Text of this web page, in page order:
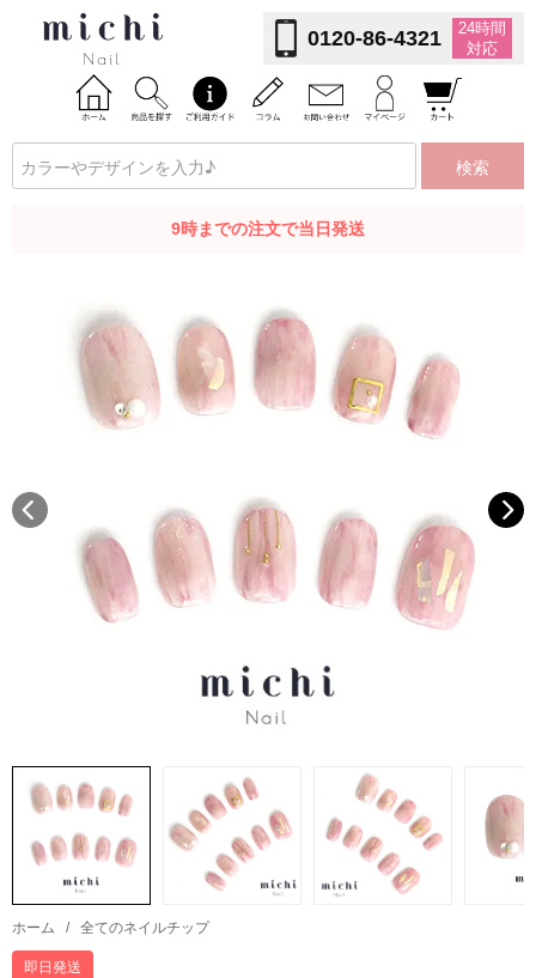
0120-86-4321
24時間
対応
検索
9時までの注文で当日発送
ホーム / 全てのネイルチップ
即日発送